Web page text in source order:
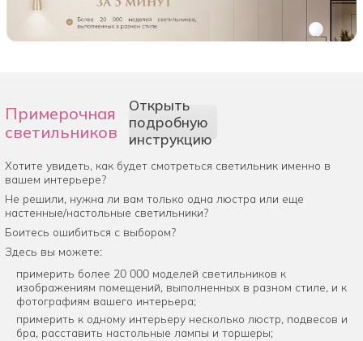
Примерочная
светильников
Открыть
подробную
инструкцию
Хотите увидеть, как будет смотреться светильник именно в
вашем интерьере?
Не решили, нужна ли вам только одна люстра или еще
настенные/настольные светильники?
Боитесь ошибиться с выбором?
Здесь вы можете:
примерить более 20 000 моделей светильников к
изображениям помещений, выполненных в разном стиле, и к
фотографиям вашего интерьера;
примерить к одному интерьеру несколько люстр, подвесов и
бра, расставить настольные лампы и торшеры;